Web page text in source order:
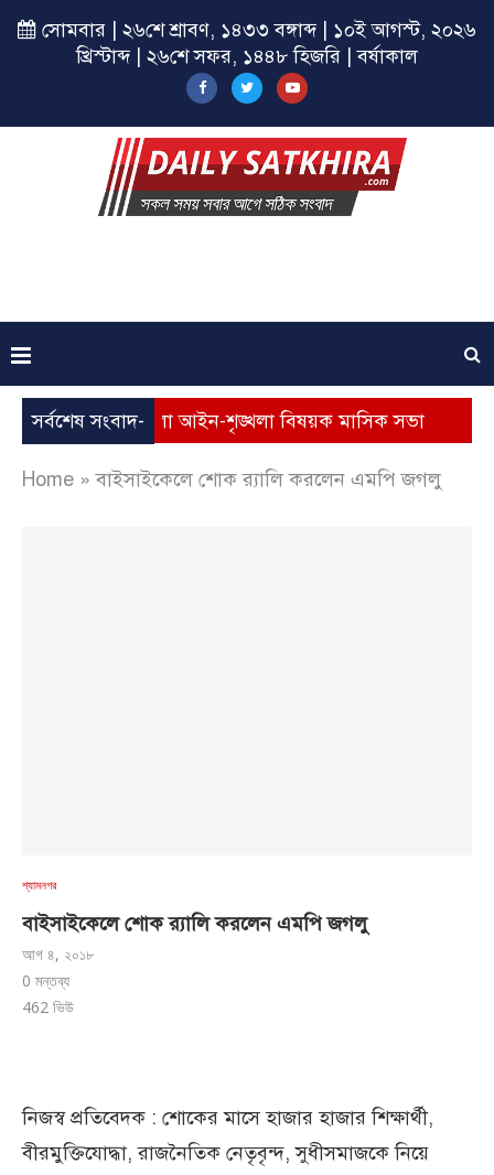
সোমবার | ২৬শে শ্রাবণ, ১৪৩৩ বঙ্গাব্দ | ১০ই আগস্ট, ২০২৬
খ্রিস্টাব্দ | ২৬শে সফর, ১৪৪৮ হিজরি | বর্ষাকাল
সর্বশেষ সংবাদ-
সাতক্ষীরা জেলা আইন-শৃঙ্খলা বিষয়ক মাসিক সভা
Home »বাইসাইকেলে শোক র‌্যালি করলেন এমপি জগলু
শ্যামনগর
বাইসাইকেলে শোক র‌্যালি করলেন এমপি জগলু
আগ ৪, ২০১৮
0 মন্তব্য
462 ভিউ
নিজস্ব প্রতিবেদক : শোকের মাসে হাজার হাজার শিক্ষার্থী,
বীরমুক্তিযোদ্ধা, রাজনৈতিক নেতৃবৃন্দ, সুধীসমাজকে নিয়ে